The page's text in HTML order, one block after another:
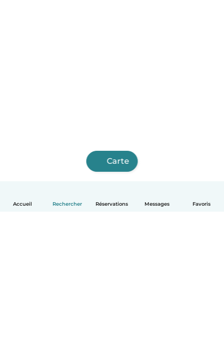
Accueil Rechercher Réservations Messages Favoris
Carte